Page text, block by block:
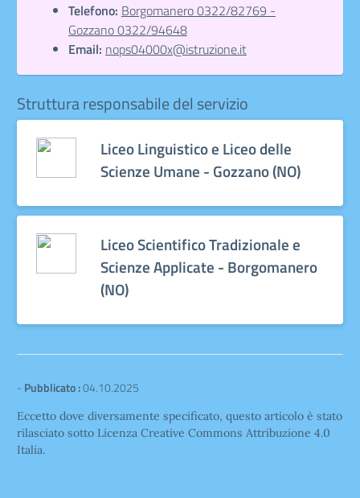
Telefono: Borgomanero 0322/82769 -
Gozzano 0322/94648
Email: nops04000x@istruzione.it
Struttura responsabile del servizio
Liceo Linguistico e Liceo delle
Scienze Umane - Gozzano (NO)
Liceo Scientifico Tradizionale e
Scienze Applicate - Borgomanero
(NO)
- Pubblicato :04.10.2025
Eccetto dove diversamente specificato, questo articolo è stato
rilasciato sotto Licenza Creative Commons Attribuzione 4.0
Italia.